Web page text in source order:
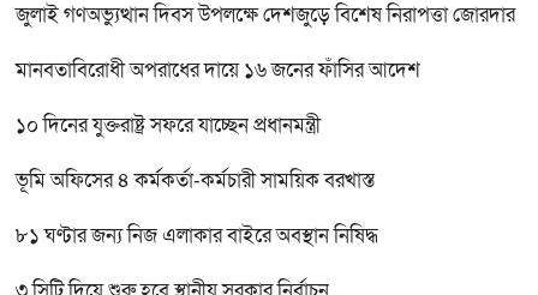
জুলাই গণঅভ্যুত্থান দিবস উপলক্ষে দেশজুড়ে বিশেষ নিরাপত্তা জোরদার
মানবতাবিরোধী অপরাধের দায়ে ১৬ জনের ফাঁসির আদেশ
১০ দিনের যুক্তরাষ্ট্র সফরে যাচ্ছেন প্রধানমন্ত্রী
ভূমি অফিসের ৪ কর্মকর্তা-কর্মচারী সাময়িক বরখাস্ত
৮১ ঘণ্টার জন্য নিজ এলাকার বাইরে অবস্থান নিষিদ্ধ